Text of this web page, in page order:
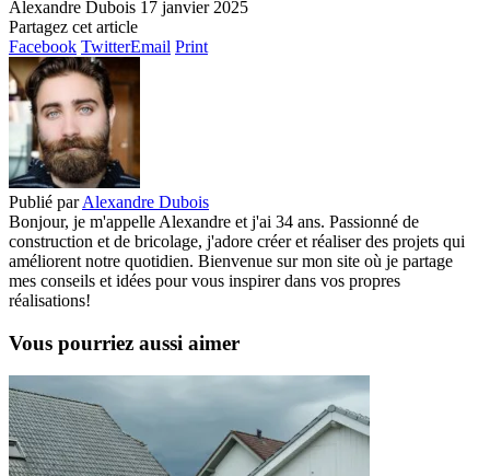
Alexandre Dubois 17 janvier 2025
Partagez cet article
Facebook TwitterEmail Print
Publié par Alexandre Dubois
Bonjour, je m'appelle Alexandre et j'ai 34 ans. Passionné de
construction et de bricolage, j'adore créer et réaliser des projets qui
améliorent notre quotidien. Bienvenue sur mon site où je partage
mes conseils et idées pour vous inspirer dans vos propres
réalisations!
Vous pourriez aussi aimer